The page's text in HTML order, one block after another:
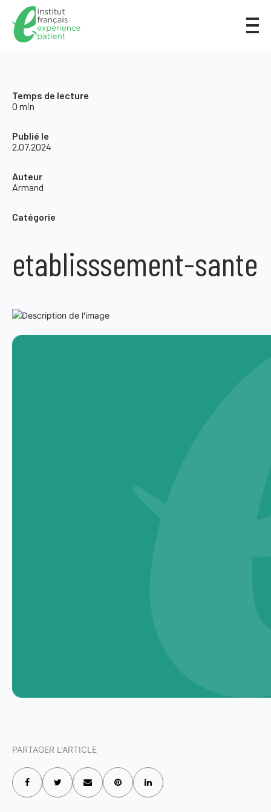
Temps de lecture
0 min
Publié le
2.07.2024
Auteur
Armand
Catégorie
etablisssement-sante
PARTAGER L'ARTICLE